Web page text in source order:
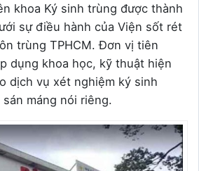
khoa Ký sinh trùng được thành
sự điều hành của Viện sốt rét
trùng TPHCM. Đơn vị tiên
dụng khoa học, kỹ thuật hiện
dịch vụ xét nghiệm ký sinh
máng nói riêng.